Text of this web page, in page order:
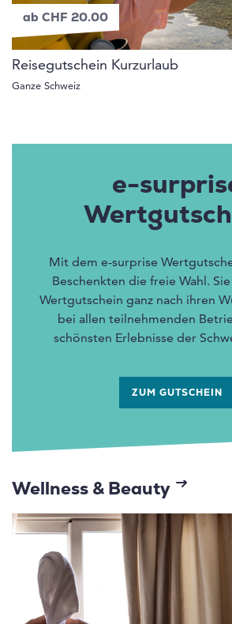
ab CHF 20.00
Reisegutschein Kurzurlaub
Ganze Schweiz
e-
Mit dem e-surprise
Beschenkten die freie Wahl.
Wertgutschein ganz nach ihren
bei allen teilnehmenden
schönsten Erlebnisse der
ZUM GUTSCHEIN
Wellness & Beauty